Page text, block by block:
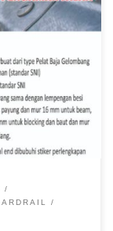
Jalan
Tengah
jembatan,
jalan murah